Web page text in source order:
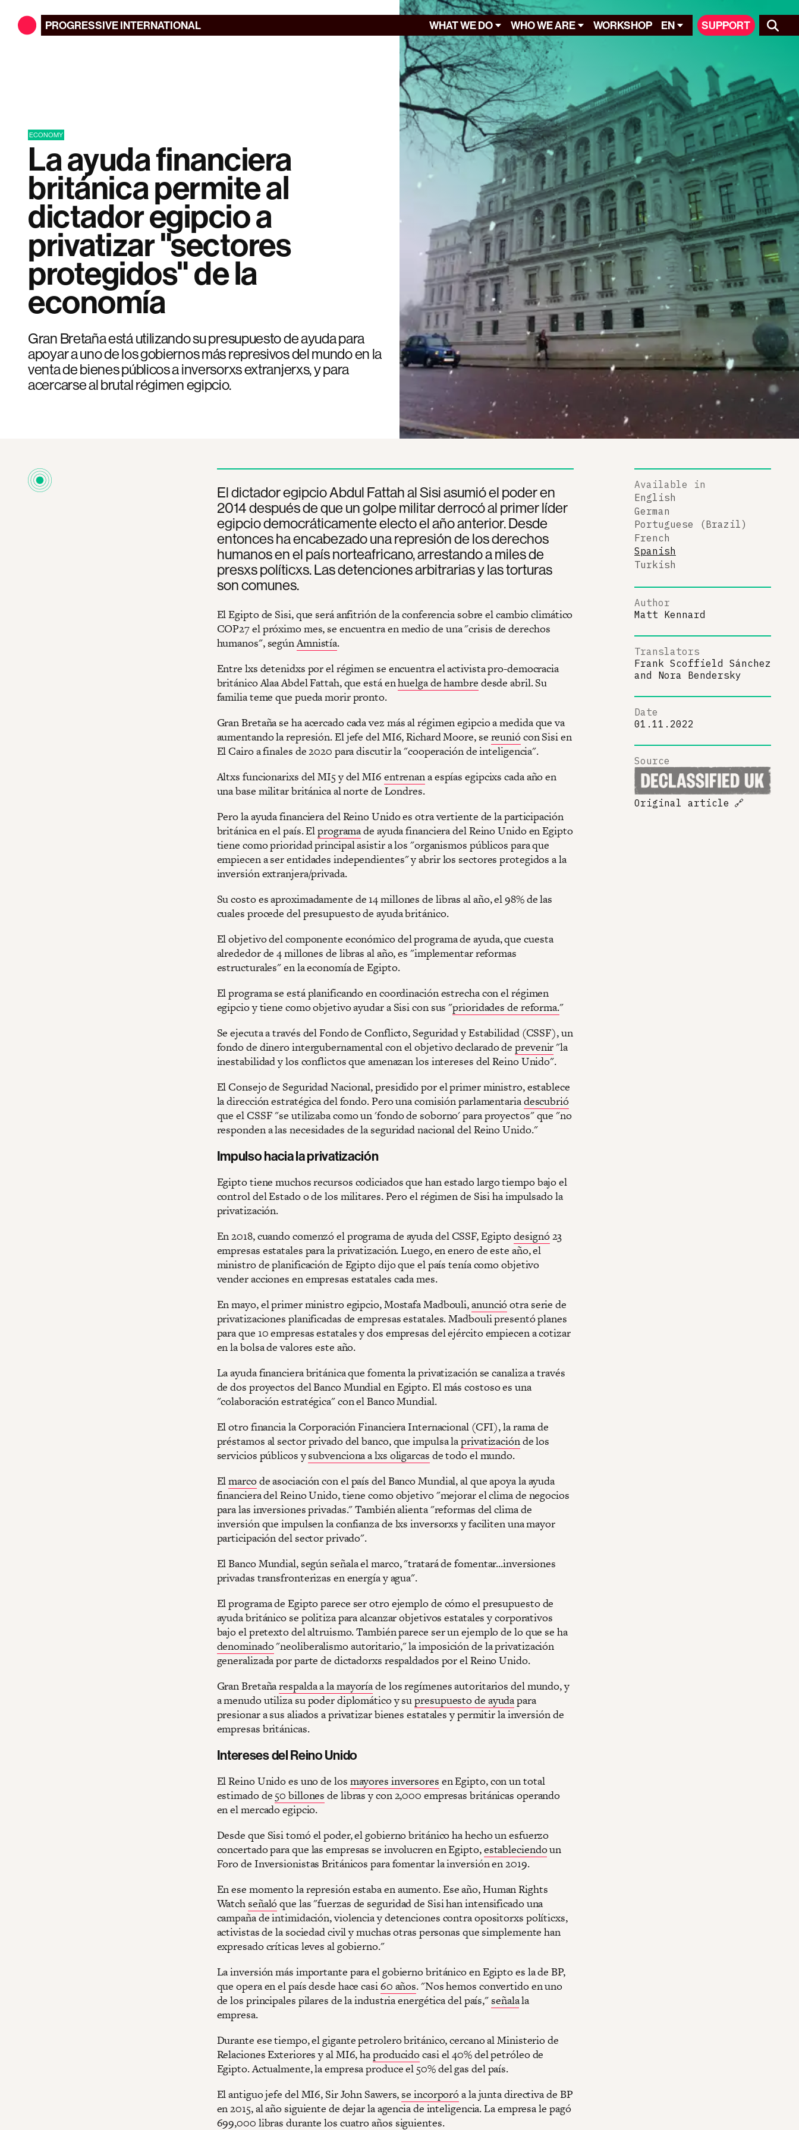
PROGRESSIVEINTERNATIONAL WHAT WE DO WHO WE ARE WORKSHOP EN SUPPORT
ECONOMY
La ayuda financiera
británica permite al
dictador egipcio a
privatizar "sectores
protegidos" de la
economía
Gran Bretaña está utilizando su presupuesto de ayuda para
apoyar a uno de los gobiernos más represivos del mundo en la
venta de bienes públicos a inversorxs extranjerxs, y para
acercarse al brutal régimen egipcio.
El dictador egipcio Abdul Fattah al Sisi asumió el poder en
2014 después de que un golpe militar derrocó al primer líder
egipcio democráticamente electo el año anterior. Desde
entonces ha encabezado una represión de los derechos
humanos en el país norteafricano, arrestando a miles de
presxs políticxs. Las detenciones arbitrarias y las torturas
son comunes.
El Egipto de Sisi, que será anfitrión de la conferencia sobre el cambio climático
COP27 el próximo mes, se encuentra en medio de una "crisis de derechos
humanos", segúnAmnistía.
Entre lxs detenidxs por el régimen se encuentra el activista pro-democracia
británico Alaa Abdel Fattah, que está enhuelga de hambre desde abril. Su
familia teme que pueda morir pronto.
Gran Bretaña se ha acercado cada vez más al régimen egipcio a medida que va
aumentando la represión. El jefe del MI6, Richard Moore, se reuniócon Sisi en
El Cairo a finales de 2020 para discutir la "cooperación de inteligencia".
Altxs funcionarixs del MI5 y del MI6 entrenana espías egipcixs cada año en
una base militar británica al norte de Londres.
Pero la ayuda financiera del Reino Unido es otra vertiente de la participación
británica en el país. Elprogramade ayuda financiera del Reino Unido en Egipto
tiene como prioridad principal asistir a los "organismos públicos para que
empiecen a ser entidades independientes" y abrir los sectores protegidos a la
inversión extranjera/privada.
Su costo es aproximadamente de 14 millones de libras al año, el 98% de las
cuales procede del presupuesto de ayuda británico.
El objetivo del componente económico del programa de ayuda, que cuesta
alrededor de 4 millones de libras al año, es "implementar reformas
estructurales" en la economía de Egipto.
El programa se está planificando en coordinación estrecha con el régimen
egipcio y tiene como objetivo ayudar a Sisi con sus "prioridades de reforma."
Se ejecuta a través del Fondo de Conflicto, Seguridad y Estabilidad (CSSF), un
fondo de dinero intergubernamental con el objetivo declarado deprevenir"la
inestabilidad y los conflictos que amenazan los intereses del Reino Unido".
El Consejo de Seguridad Nacional, presidido por el primer ministro, establece
la dirección estratégica del fondo. Pero una comisión parlamentariadescubrió
que el CSSF "se utilizaba como un 'fondo de soborno' para proyectos" que "no
responden a las necesidades de la seguridad nacional del Reino Unido."
Impulso hacia la privatización
Egipto tiene muchos recursos codiciados que han estado largo tiempo bajo el
control del Estado o de los militares. Pero el régimen de Sisi ha impulsado la
privatización.
En 2018, cuando comenzó el programa de ayuda del CSSF, Egiptodesignó23
empresas estatales para la privatización. Luego, en enero de este año, el
ministro de planificación de Egipto dijo que el país tenía como objetivo
vender acciones en empresas estatales cada mes.
En mayo, el primer ministro egipcio, Mostafa Madbouli,anuncióotra serie de
privatizaciones planificadas de empresas estatales. Madbouli presentó planes
para que 10 empresas estatales y dos empresas del ejército empiecen a cotizar
en la bolsa de valores este año.
La ayuda financiera británica que fomenta la privatización se canaliza a través
de dos proyectos del Banco Mundial en Egipto. El más costoso es una
"colaboración estratégica" con el Banco Mundial.
El otro financia la Corporación Financiera Internacional (CFI), la rama de
préstamos al sector privado del banco, que impulsa laprivatizaciónde los
servicios públicos ysubvenciona a lxs oligarcas de todo el mundo.
Elmarcode asociación con el país del Banco Mundial, al que apoya la ayuda
financiera del Reino Unido, tiene como objetivo "mejorar el clima de negocios
para las inversiones privadas." También alienta "reformas del clima de
inversión que impulsen la confianza de lxs inversorxs y faciliten una mayor
participación del sector privado".
El Banco Mundial, según señala el marco, "tratará de fomentar...inversiones
privadas transfronterizas en energía y agua".
El programa de Egipto parece ser otro ejemplo de cómo el presupuesto de
ayuda británico se politiza para alcanzar objetivos estatales y corporativos
bajo el pretexto del altruismo. También parece ser un ejemplo de lo que se ha
denominado"neoliberalismo autoritario," la imposición de la privatización
generalizada por parte de dictadorxs respaldados por el Reino Unido.
Gran Bretañarespalda a la mayoríade los regímenes autoritarios del mundo, y
a menudo utiliza su poder diplomático y supresupuesto de ayudapara
presionar a sus aliados a privatizar bienes estatales y permitir la inversión de
empresas británicas.
Intereses del Reino Unido
El Reino Unido es uno de los mayores inversores en Egipto, con un total
estimado de 50 billones de libras y con 2,000 empresas británicas operando
en el mercado egipcio.
Desde que Sisi tomó el poder, el gobierno británico ha hecho un esfuerzo
concertado para que las empresas se involucren en Egipto,estableciendoun
Foro de Inversionistas Británicos para fomentar la inversión en 2019.
En ese momento la represión estaba en aumento. Ese año, Human Rights
Watch señalóque las "fuerzas de seguridad de Sisi han intensificado una
campaña de intimidación, violencia y detenciones contra opositorxs políticxs,
activistas de la sociedad civil y muchas otras personas que simplemente han
expresado críticas leves al gobierno."
La inversión más importante para el gobierno británico en Egipto es la de BP,
que opera en el país desde hace casi60 años. "Nos hemos convertido en uno
de los principales pilares de la industria energética del país," señalala
empresa.
Durante ese tiempo, el gigante petrolero británico, cercano al Ministerio de
Relaciones Exteriores y al MI6, haproducidocasi el 40% del petróleo de
Egipto. Actualmente, la empresa produce el 50% del gas del país.
El antiguo jefe del MI6, Sir John Sawers, se incorporóa la junta directiva de BP
en 2015, al año siguiente de dejar la agencia de inteligencia. La empresa le pagó
699,000 libras durante los cuatro años siguientes.
Available in
English
German
Portuguese (Brazil)
French
Spanish
Turkish
Author
Matt Kennard
Translators
Frank Scoffield Sánchez
and Nora Bendersky
Date
01.11.2022
Source
Original article 🔗